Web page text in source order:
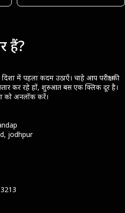
हैं?
दिशा में पहला कदम उठाएँ। चाहे आप परीक्षा की
कर रहे हों, शुरुआत बस एक क्लिक दूर है।
को अनलॉक करें।
jodhpur